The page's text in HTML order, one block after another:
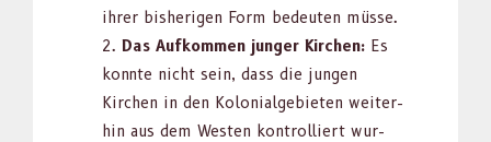
ihrer bish­eri­gen Form bedeuten müsse.
Das Aufkom­men junger Kirchen: Es
kon­nte nicht sein, dass die jun­gen
Kirchen in den Kolo­nial­ge­bi­eten weit­er­
hin aus dem West­en kon­trol­liert wur­